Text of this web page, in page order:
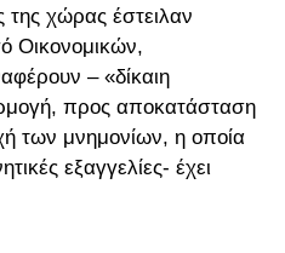
της χώρας έστειλαν
Οικονομικών,
– «δίκαιη
προς αποκατάσταση
των μνημονίων, η οποία
εξαγγελίες- έχει